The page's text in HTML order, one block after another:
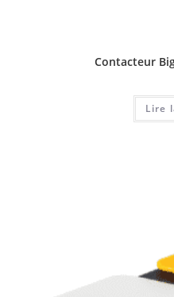
Contacteur
Lire